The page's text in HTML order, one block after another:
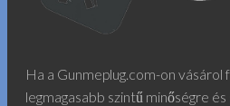
Ha a Gunmeplug.com-on vásárol
legmagasabb szintű minőségre